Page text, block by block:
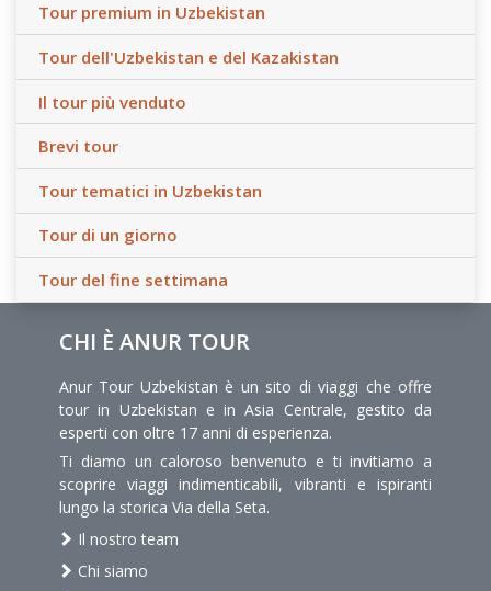
Tour premium in Uzbekistan
Tour dell'Uzbekistan e del Kazakistan
Il tour più venduto
Brevi tour
Tour tematici in Uzbekistan
Tour di un giorno
Tour del fine settimana
CHI È ANUR TOUR
Anur Tour Uzbekistan è un sito di viaggi che offre
tour in Uzbekistan e in Asia Centrale, gestito da
esperti con oltre 17 anni di esperienza.
Ti diamo un caloroso benvenuto e ti invitiamo a
scoprire viaggi indimenticabili, vibranti e ispiranti
lungo la storica Via della Seta.
Il nostro team
Chi siamo